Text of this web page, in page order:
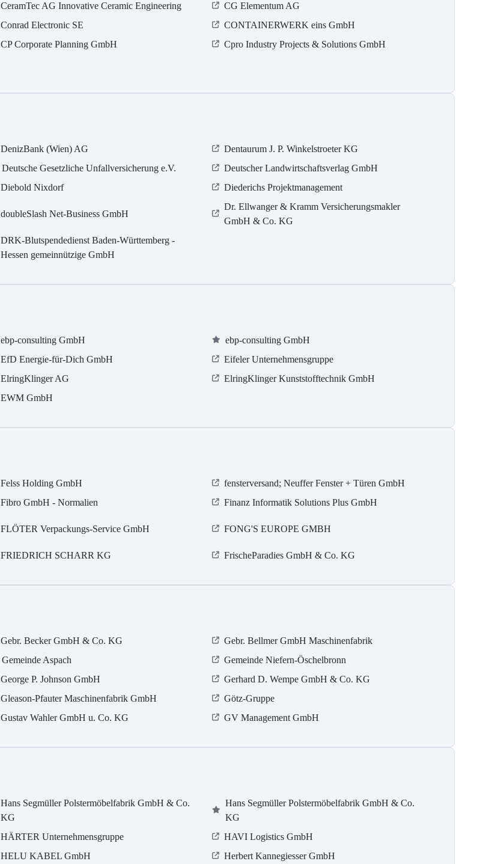
CeramTec AG Innovative Ceramic Engineering
CG Elementum AG
Conrad Electronic SE
CONTAINERWERK eins GmbH
CP Corporate Planning GmbH
Cpro Industry Projects & Solutions GmbH
DenizBank (Wien) AG
Dentaurum J. P. Winkelstroeter KG
Deutsche Gesetzliche Unfallversicherung e.V.
Deutscher Landwirtschaftsverlag GmbH
Diebold Nixdorf Diederichs Projektmanagement
doubleSlash Net-Business GmbH
Dr. Ellwanger & Kramm Versicherungsmakler
GmbH & Co. KG
DRK-Blutspendedienst Baden-Württemberg -
Hessen gemeinnützige GmbH
ebp-consulting GmbH
ebp-consulting GmbH
EfD Energie-für-Dich GmbH
Eifeler Unternehmensgruppe
ElringKlinger AG
ElringKlinger Kunststofftechnik GmbH
EWM GmbH
Felss Holding GmbH
fensterversand; Neuffer Fenster + Türen GmbH
Fibro GmbH - Normalien
Finanz Informatik Solutions Plus GmbH
FLÖTER Verpackungs-Service GmbH FONG'S EUROPE GMBH
FRIEDRICH SCHARR KG FrischeParadies GmbH & Co. KG
Gebr. Becker GmbH & Co. KG
Gebr. Bellmer GmbH Maschinenfabrik
Gemeinde Aspach
Gemeinde Niefern-Öschelbronn
George P. Johnson GmbH
Gerhard D. Wempe GmbH & Co. KG
Gleason-Pfauter Maschinenfabrik GmbH
Götz-Gruppe
Gustav Wahler GmbH u. Co. KG GV Management GmbH
Hans Segmüller Polstermöbelfabrik GmbH & Co.
KG
Hans Segmüller Polstermöbelfabrik GmbH & Co.
KG
HÄRTER Unternehmensgruppe
HAVI Logistics GmbH
HELU KABEL GmbH Herbert Kannegiesser GmbH